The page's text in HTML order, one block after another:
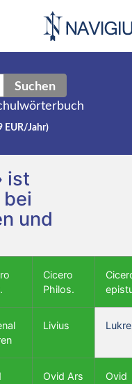
Suchen
EUR/Jahr)
ist
bei
und
Cicero
Philos.
Livius
Ovid Ars
Ovid